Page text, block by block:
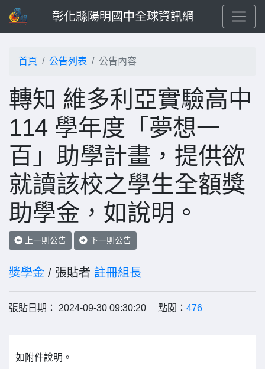
彰化縣陽明國中全球資訊網
首頁 公告列表 公告內容
轉知 維多利亞實驗高中
114 學年度「夢想一
百」助學計畫，提供欲
就讀該校之學生全額獎
助學金，如說明。
上一則公告 下一則公告
獎學金 / 張貼者 註冊組長
張貼日期： 2024-09-30 09:30:20 點閱： 476
如附件說明。